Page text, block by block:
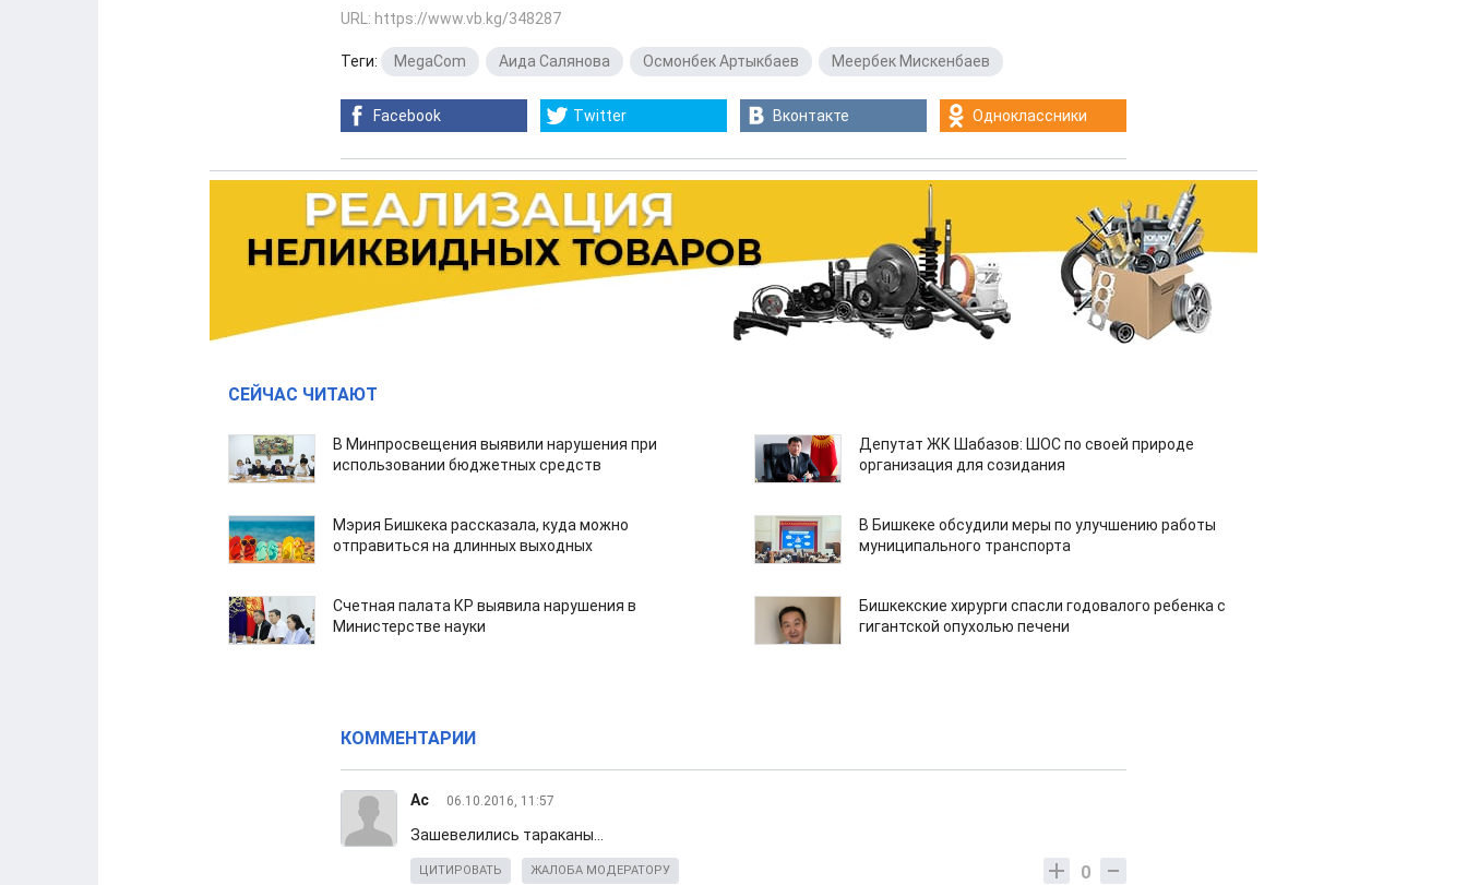
URL: https://www.vb.kg/348287
Теги: MegaCom Аида Салянова Осмонбек Артыкбаев Меербек Мискенбаев
Facebook Twitter Вконтакте Одноклассники
СЕЙЧАС ЧИТАЮТ
В Минпросвещения выявили нарушения при
использовании бюджетных средств
Депутат ЖК Шабазов: ШОС по своей природе
организация для созидания
Мэрия Бишкека рассказала, куда можно
отправиться на длинных выходных
В Бишкеке обсудили меры по улучшению работы
муниципального транспорта
Счетная палата КР выявила нарушения в
Министерстве науки
Бишкекские хирурги спасли годовалого ребенка с
гигантской опухолью печени
КОММЕНТАРИИ
Ас 06.10.2016, 11:57
Зашевелились тараканы...
0
ЦИТИРОВАТЬ ЖАЛОБА МОДЕРАТОРУ